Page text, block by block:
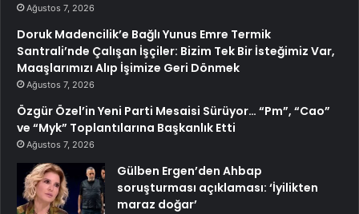
Ağustos 7, 2026
Doruk Madencilik’e Bağlı Yunus Emre Termik
Santrali’nde Çalışan İşçiler: Bizim Tek Bir İsteğimiz Var,
Maaşlarımızı Alıp İşimize Geri Dönmek
Ağustos 7, 2026
Özgür Özel’in Yeni Parti Mesaisi Sürüyor… “Pm”, “Cao”
ve “Myk” Toplantılarına Başkanlık Etti
Ağustos 7, 2026
Gülben Ergen’den Ahbap
soruşturması açıklaması: ‘İyilikten
maraz doğar’